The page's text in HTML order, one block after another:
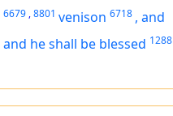
6679 ,8801 venison 6718 , and
and he shall be blessed 1288